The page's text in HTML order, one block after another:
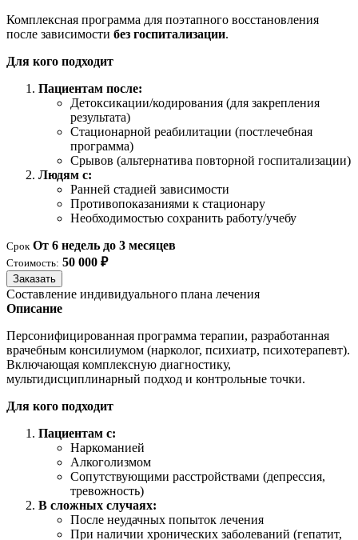
Комплексная программа для поэтапного восстановления
после зависимости без госпитализации.
Для кого подходит
Пациентам после:
Детоксикации/кодирования (для закрепления
результата)
Стационарной реабилитации (постлечебная
программа)
Срывов (альтернатива повторной госпитализации)
Людям с:
Ранней стадией зависимости
Противопоказаниями к стационару
Необходимостью сохранить работу/учебу
Срок От 6 недель до 3 месяцев
Стоимость: 50 000 ₽
Заказать
Составление индивидуального плана лечения
Описание
Персонифицированная программа терапии, разработанная
врачебным консилиумом (нарколог, психиатр, психотерапевт).
Включающая комплексную диагностику,
мультидисциплинарный подход и контрольные точки.
Для кого подходит
Пациентам с:
Наркоманией
Алкоголизмом
Сопутствующими расстройствами (депрессия,
тревожность)
В сложных случаях:
После неудачных попыток лечения
При наличии хронических заболеваний (гепатит,